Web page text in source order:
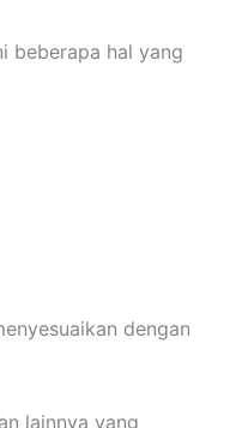
beberapa hal yang
dengan
lainnya yang